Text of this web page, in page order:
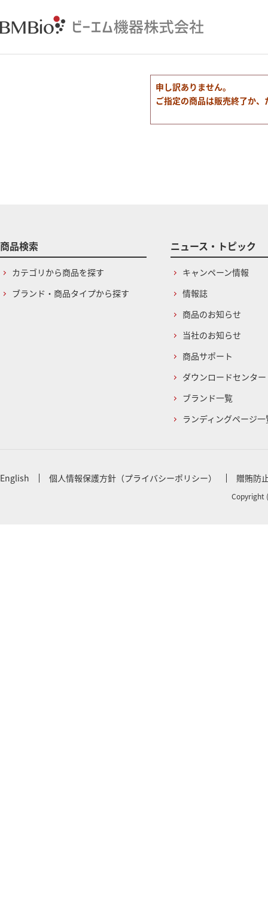
申し訳ありません。
ご指定の商品は販売終了か
商品検索
カテゴリから商品を探す
ブランド・商品タイプから探す
ニュース・トピック
キャンペーン情報
情報誌
商品のお知らせ
当社のお知らせ
商品サポート
ダウンロードセンター
ブランド一覧
ランディングページ一
English 個人情報保護方針（プライバシーポリシー） 贈賄防
Copyright